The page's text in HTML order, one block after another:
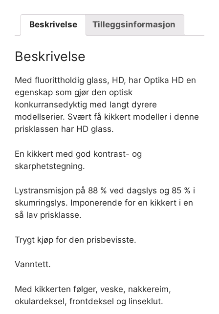
Beskrivelse Tilleggsinformasjon
Beskrivelse
Med fluorittholdig glass, HD, har Optika HD en
egenskap som gjør den optisk
konkurransedyktig med langt dyrere
modellserier. Svært få kikkert modeller i denne
prisklassen har HD glass.
En kikkert med god kontrast- og
skarphetstegning.
Lystransmisjon på 88 % ved dagslys og 85 % i
skumringslys. Imponerende for en kikkert i en
så lav prisklasse.
Trygt kjøp for den prisbevisste.
Vanntett.
Med kikkerten følger, veske, nakkereim,
okulardeksel, frontdeksel og linseklut.